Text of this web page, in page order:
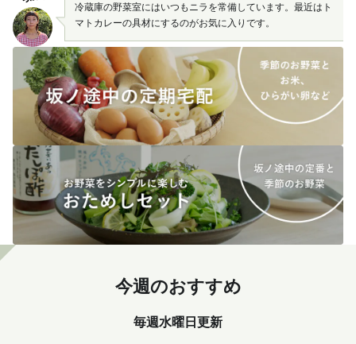
冷蔵庫の野菜室にはいつもニラを常備しています。最近はト
マトカレーの具材にするのがお気に入りです。
今週のおすすめ
毎週水曜日更新